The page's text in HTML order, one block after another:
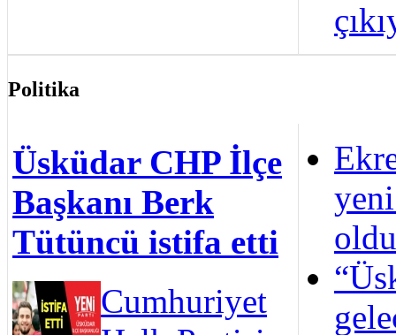
Politika
Üsküdar CHP İlçe
Başkanı Berk
Tütüncü istifa etti
Cumhuriyet
oldu